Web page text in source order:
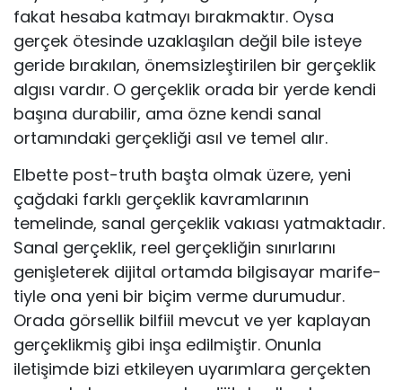
fakat hesaba katmayı bırak­maktır. Oysa
gerçek ötesinde uzaklaşılan değil bile isteye
geride bırakılan, önemsizleştirilen bir gerçeklik
algısı vardır. O gerçeklik orada bir yerde kendi
başına durabilir, ama özne kendi sanal
ortamındaki gerçekliği asıl ve temel alır.
Elbette post-truth başta olmak üzere, yeni
çağdaki farklı gerçeklik kav­ramlarının
temelinde, sanal gerçeklik vakıası yatmaktadır.
Sanal gerçeklik, reel gerçekliğin sınırlarını
genişleterek dijital ortamda bilgisayar marife­
tiyle ona yeni bir biçim verme durumudur.
Orada görsellik bilfiil mevcut ve yer kaplayan
gerçeklikmiş gibi inşa edilmiştir. Onunla
iletişimde bizi etkileyen uyarımlara gerçekten